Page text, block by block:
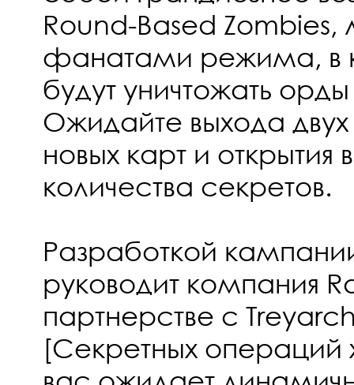
Round-Based
фанатами режима, в
будут уничтожать
Ожидайте выхода
новых карт и открытия
количества секретов.
Разработкой
руководит компания
партнерстве с
[Секретных операций